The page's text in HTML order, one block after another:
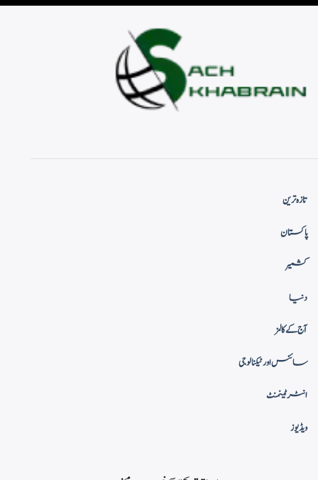
تازہ ترین
پاکستان
کشمیر
دنیا
آج کے کالمز
سائنس اور ٹیکنالوجی
انٹرٹینمنٹ
ویڈیوز